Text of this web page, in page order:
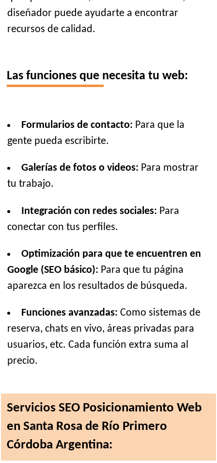
diseñador puede ayudarte a encontrar
recursos de calidad.
Las funciones que necesita tu web:
Formularios de contacto: Para que la
gente pueda escribirte.
Galerías de fotos o videos: Para mostrar
tu trabajo.
Integración con redes sociales: Para
conectar con tus perfiles.
Optimización para que te encuentren en
Google (SEO básico): Para que tu página
aparezca en los resultados de búsqueda.
Funciones avanzadas: Como sistemas de
reserva, chats en vivo, áreas privadas para
usuarios, etc. Cada función extra suma al
precio.
Servicios SEO Posicionamiento Web
en Santa Rosa de Río Primero
Córdoba Argentina: